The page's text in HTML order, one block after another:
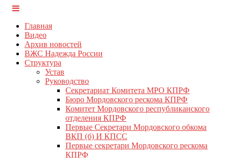
Перейти
содержимому
Главная
Видео
Архив новостей
ВЖС Надежда России
Структура
Устав
Руководство
Секретариат Комитета МРО КПРФ
Бюро Мордовского рескома КПРФ
Комитет Мордовского республиканского
отделения КПРФ
Первые Секретари Мордовского обкома
ВКП (б) И КПСС
Первые секретари Мордовского рескома
КПРФ